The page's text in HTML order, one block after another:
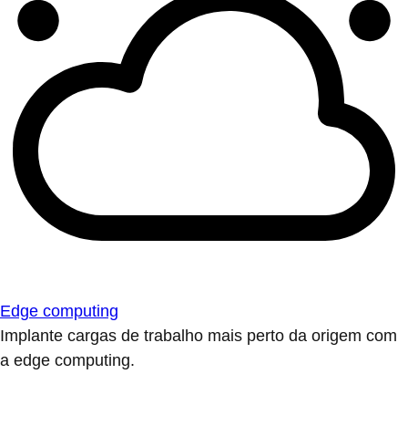
Edge computing
Implante cargas de trabalho mais perto da origem com
a edge computing.